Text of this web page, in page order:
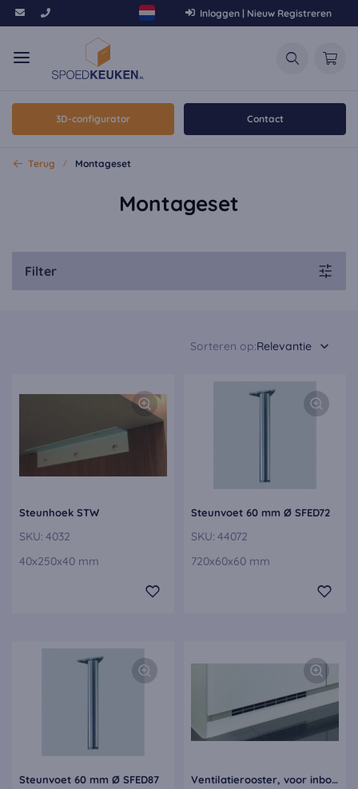
Inloggen | Nieuw Registreren
3D-configurator Contact
Terug Montageset
Montageset
Filter
Sorteren op:Relevantie
Steunhoek STW
SKU: 4032
40x250x40 mm
Steunvoet 60 mm Ø SFED72
SKU: 44072
720x60x60 mm
Steunvoet 60 mm Ø SFED87 Ventilatierooster, voor inbouw in de plintlijst bij ombouwkasten LG40